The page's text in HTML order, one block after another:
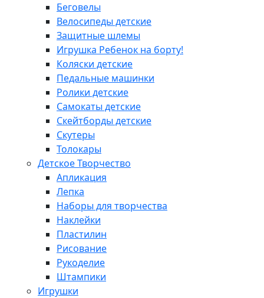
Беговелы
Велосипеды детские
Защитные шлемы
Игрушка Ребенок на борту!
Коляски детские
Педальные машинки
Ролики детские
Самокаты детские
Скейтборды детские
Скутеры
Толокары
Детское Творчество
Апликация
Лепка
Наборы для творчества
Наклейки
Пластилин
Рисование
Рукоделие
Штампики
Игрушки